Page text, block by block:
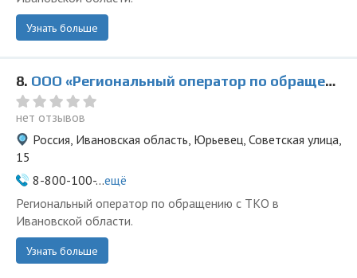
Узнать больше
8. ООО «Региональный оператор по обращению с ТКО» в Юрьевце
нет отзывов
Россия, Ивановская область, Юрьевец, Советская улица,
15
8-800-100-...ещё
Региональный оператор по обращению с ТКО в
Ивановской области.
Узнать больше